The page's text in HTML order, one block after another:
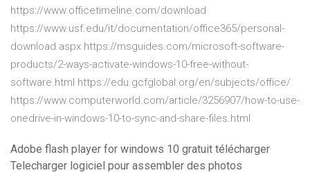
https://www.officetimeline.com/download
https://www.usf.edu/it/documentation/office365/personal-
download.aspx https://msguides.com/microsoft-software-
products/2-ways-activate-windows-10-free-without-
software.html https://edu.gcfglobal.org/en/subjects/office/
https://www.computerworld.com/article/3256907/how-to-use-
onedrive-in-windows-10-to-sync-and-share-files.html
Adobe flash player for windows 10 gratuit télécharger
Telecharger logiciel pour assembler des photos